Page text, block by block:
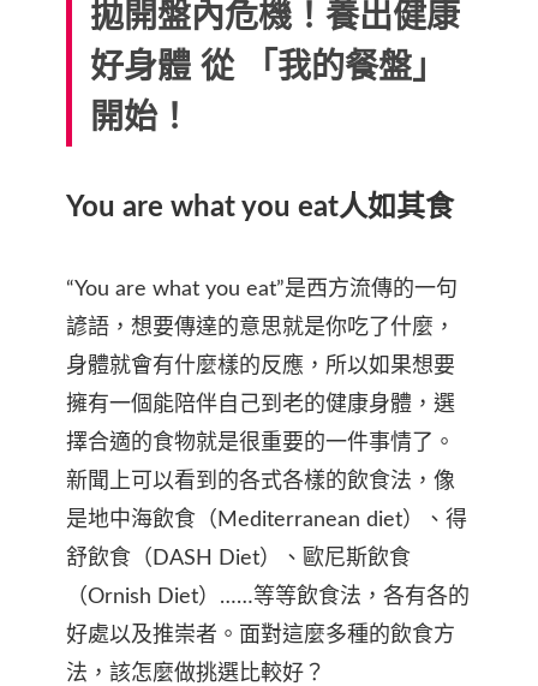
拋開盤內危機！養出健康
好身體 從 「我的餐盤」
開始！
You are what you eat人如其食
“You are what you eat”是西方流傳的一句
諺語，想要傳達的意思就是你吃了什麼，
身體就會有什麼樣的反應，所以如果想要
擁有一個能陪伴自己到老的健康身體，選
擇合適的食物就是很重要的一件事情了。
新聞上可以看到的各式各樣的飲食法，像
是地中海飲食（Mediterranean diet）、得
舒飲食（DASH Diet）、歐尼斯飲食
（Ornish Diet）……等等飲食法，各有各的
好處以及推崇者。面對這麼多種的飲食方
法，該怎麼做挑選比較好？